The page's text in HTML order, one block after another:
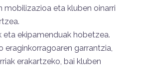
mobilizazioa eta kluben oinarri
eta ekipamenduak hobetzea.
eraginkorragoaren garrantzia,
erakartzeko, bai kluben